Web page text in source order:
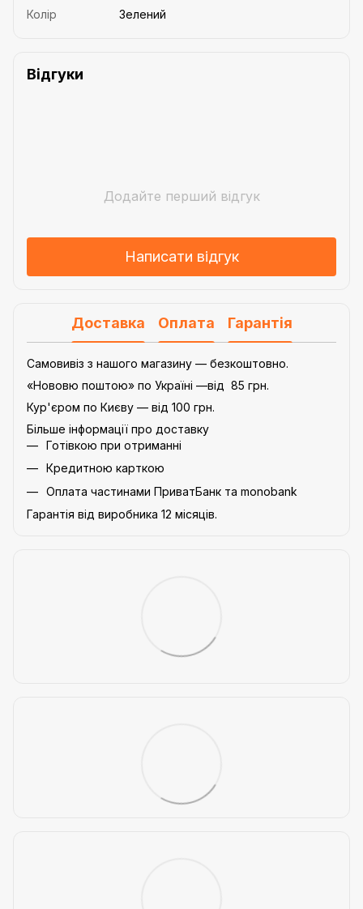
Колір Зелений
Відгуки
Додайте перший відгук
Написати відгук
Доставка Оплата Гарантія
Самовивіз з нашого магазину — безкоштовно.
«Нововю поштою» по Україні —від 85 грн.
Кур'єром по Києву — від 100 грн.
Більше інформації про доставку
Готівкою при отриманні
Кредитною карткою
Оплата частинами ПриватБанк та monobank
Гарантія від виробника 12 місяців.